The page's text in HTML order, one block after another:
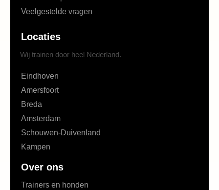
Veelgestelde vragen
Locaties
Wij trainen door heel Nederland.
Eindhoven
Amersfoort
Breda
Amsterdam
Schouwen-Duivenland
Kampen
Over ons
Trainers en honden